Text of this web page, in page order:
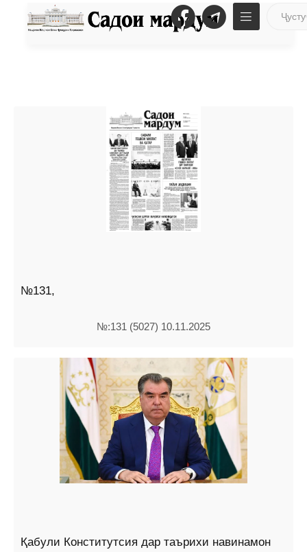
№131,
№:131 (5027) 10.11.2025
Қабули Конститутсия дар таърихи навинамон